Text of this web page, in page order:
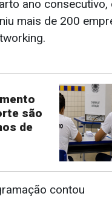
ano
mais de 200
são
de
contou